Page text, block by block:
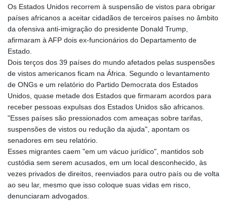
INR 109.715086
IQD 1512.239361
IRR
1584113.947438
JEP 0.856369
JMD 182.981857
JOD 0.816908
JPY 182.455111
KES 149.049537
KGS 100.760472
KHR 4683.238048
KRW 1637.219545
KWD 0.356067
KYD 0.96202
KZT 540.94374
Os Estados Unidos recorrem à suspensão de vistos para obrigar
países africanos a aceitar cidadãos de terceiros países no âmbito
da ofensiva anti-imigração do presidente Donald Trump,
afirmaram à AFP dois ex-funcionários do Departamento de
Estado.
Dois terços dos 39 países do mundo afetados pelas suspensões
de vistos americanos ficam na África. Segundo o levantamento
de ONGs e um relatório do Partido Democrata dos Estados
Unidos, quase metade dos Estados que firmaram acordos para
receber pessoas expulsas dos Estados Unidos são africanos.
"Esses países são pressionados com ameaças sobre tarifas,
suspensões de vistos ou redução da ajuda", apontam os
senadores em seu relatório.
Esses migrantes caem "em um vácuo jurídico", mantidos sob
custódia sem serem acusados, em um local desconhecido, às
vezes privados de direitos, reenviados para outro país ou de volta
ao seu lar, mesmo que isso coloque suas vidas em risco,
denunciaram advogados.